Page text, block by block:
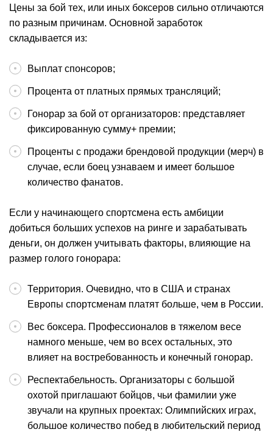
Цены за бой тех, или иных боксеров сильно отличаются
по разным причинам. Основной заработок
складывается из:
Выплат спонсоров;
Процента от платных прямых трансляций;
Гонорар за бой от организаторов: представляет
фиксированную сумму+ премии;
Проценты с продажи брендовой продукции (мерч) в
случае, если боец узнаваем и имеет большое
количество фанатов.
Если у начинающего спортсмена есть амбиции
добиться больших успехов на ринге и зарабатывать
деньги, он должен учитывать факторы, влияющие на
размер голого гонорара:
Территория. Очевидно, что в США и странах
Европы спортсменам платят больше, чем в России.
Вес боксера. Профессионалов в тяжелом весе
намного меньше, чем во всех остальных, это
влияет на востребованность и конечный гонорар.
Респектабельность. Организаторы с большой
охотой приглашают бойцов, чьи фамилии уже
звучали на крупных проектах: Олимпийских играх,
большое количество побед в любительский период